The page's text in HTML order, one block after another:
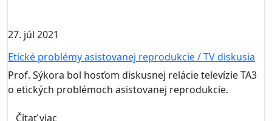
27. júl 2021
Etické problémy asistovanej reprodukcie / TV diskusia
Prof. Sýkora bol hosťom diskusnej relácie televízie TA3
o etických problémoch asistovanej reprodukcie.
Čítať viac